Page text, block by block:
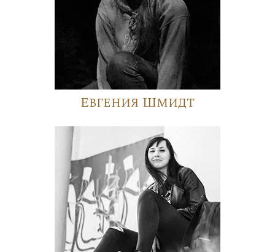
Евгения Шмидт